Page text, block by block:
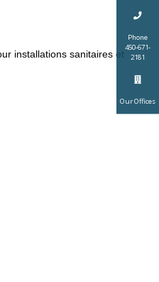
Phone
450-671-
2181
Our Offices
installations sanitaires et